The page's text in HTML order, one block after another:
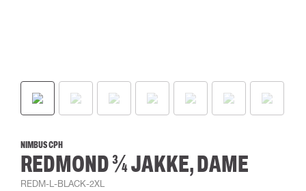
NIMBUS CPH
REDMOND ¾ JAKKE, DAME
REDM-L-BLACK-2XL